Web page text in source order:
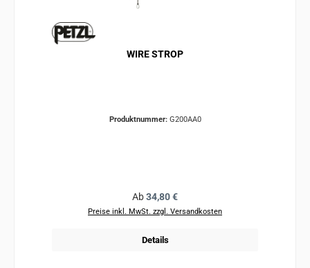
WIRE STROP
Produktnummer: G200AA0
Regulärer Preis:
Ab34,80 €
Preise inkl. MwSt. zzgl. Versandkosten
Details